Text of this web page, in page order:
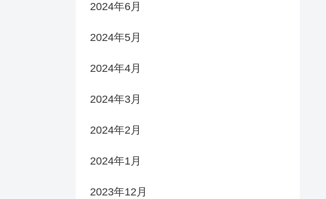
2024年6月
2024年5月
2024年4月
2024年3月
2024年2月
2024年1月
2023年12月